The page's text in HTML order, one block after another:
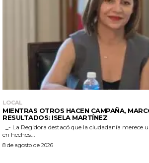
LOCAL
MIENTRAS OTROS HACEN CAMPAÑA,
RESULTADOS: ISELA MARTÍNEZ
en hechos...
8 de agosto de 2026